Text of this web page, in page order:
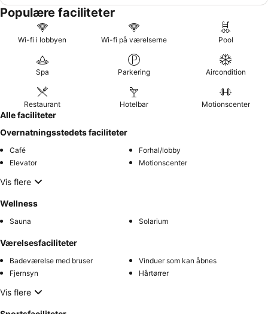
Populære faciliteter
Wi-fi i lobbyen Wi-fi på værelserne Pool
Spa Parkering Aircondition
Restaurant Hotelbar Motionscenter
Alle faciliteter
Overnatningsstedets faciliteter
Café
Forhal/lobby
Elevator
Motionscenter
Vis flere
Wellness
Sauna Solarium
Værelsesfaciliteter
Badeværelse med bruser
Vinduer som kan åbnes
Fjernsyn
Hårtørrer
Vis flere